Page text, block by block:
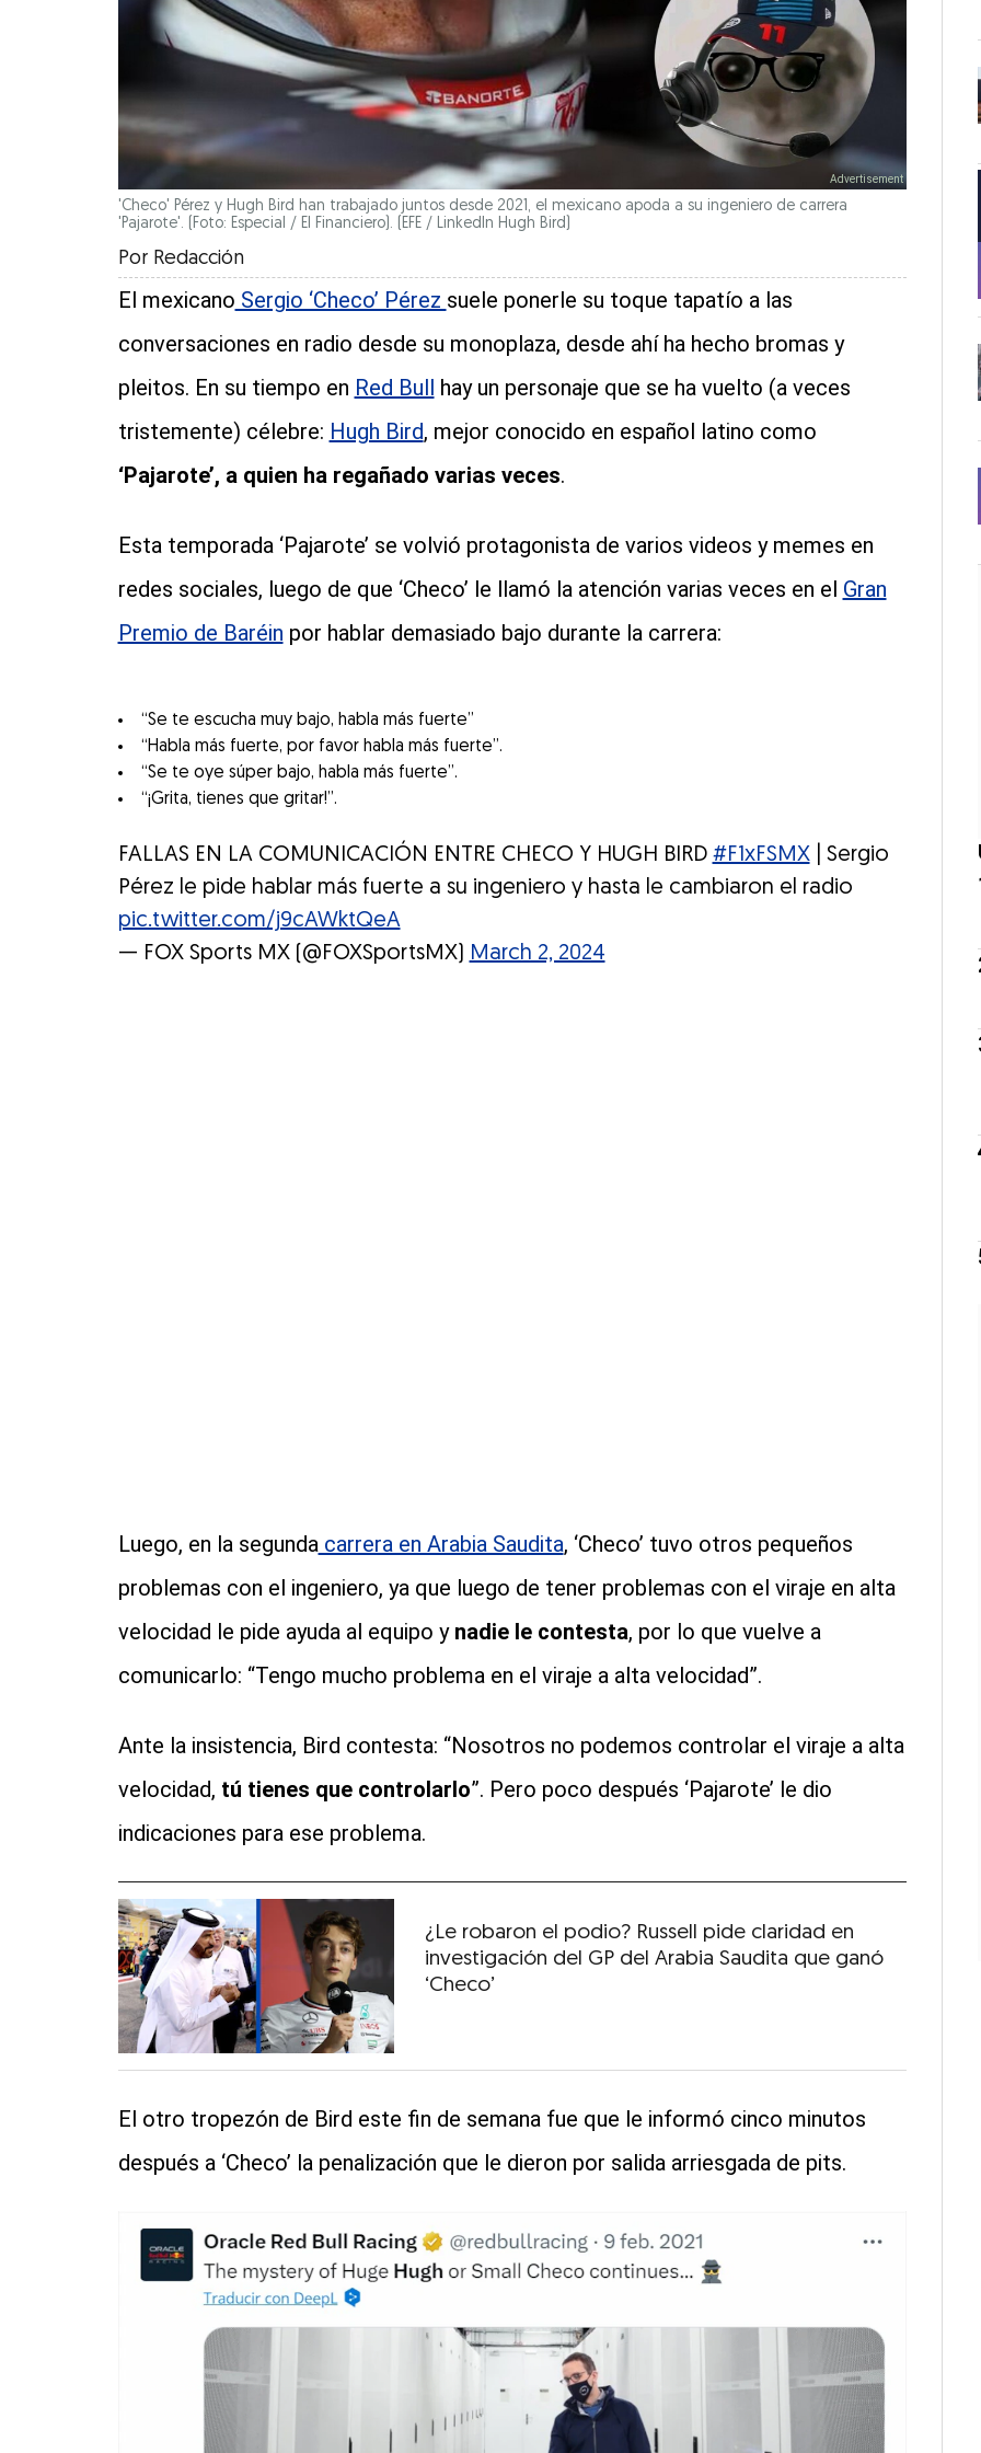
'Checo' Pérez y Hugh Bird han trabajado juntos desde 2021, el mexicano apoda a su ingeniero de carrera
'Pajarote'. (Foto: Especial / El Financiero). (EFE / LinkedIn Hugh Bird)
Por Redacción
El mexicano Sergio ‘Checo’ Pérez suele ponerle su toque tapatío a las
conversaciones en radio desde su monoplaza, desde ahí ha hecho bromas y
pleitos. En su tiempo en Red Bull hay un personaje que se ha vuelto (a veces
tristemente) célebre: Hugh Bird, mejor conocido en español latino como
‘Pajarote’, a quien ha regañado varias veces.
Esta temporada ‘Pajarote’ se volvió protagonista de varios videos y memes en
redes sociales, luego de que ‘Checo’ le llamó la atención varias veces en el Gran
Premio de Baréin por hablar demasiado bajo durante la carrera:
“Se te escucha muy bajo, habla más fuerte”
“Habla más fuerte, por favor habla más fuerte”.
“Se te oye súper bajo, habla más fuerte”.
“¡Grita, tienes que gritar!”.
FALLAS EN LA COMUNICACIÓN ENTRE CHECO Y HUGH BIRD #F1xFSMX| Sergio
Pérez le pide hablar más fuerte a su ingeniero y hasta le cambiaron el radio
pic.twitter.com/j9cAWktQeA
— FOX Sports MX (@FOXSportsMX)
March 2, 2024
Luego, en la segundacarrera en Arabia Saudita, ‘Checo’ tuvo otros pequeños
problemas con el ingeniero, ya que luego de tener problemas con el viraje en alta
velocidad le pide ayuda al equipo ynadie le contesta, por lo que vuelve a
comunicarlo: “Tengo mucho problema en el viraje a alta velocidad”.
Ante la insistencia, Bird contesta: “Nosotros no podemos controlar el viraje a alta
velocidad, tú tienes que controlarlo”. Pero poco después ‘Pajarote’ le dio
indicaciones para ese problema.
¿Le robaron el podio? Russell pide claridad en
investigación del GP del Arabia Saudita que ganó
‘Checo’
El otro tropezón de Bird este fin de semana fue que le informó cinco minutos
después a ‘Checo’ la penalización que le dieron por salida arriesgada de pits.